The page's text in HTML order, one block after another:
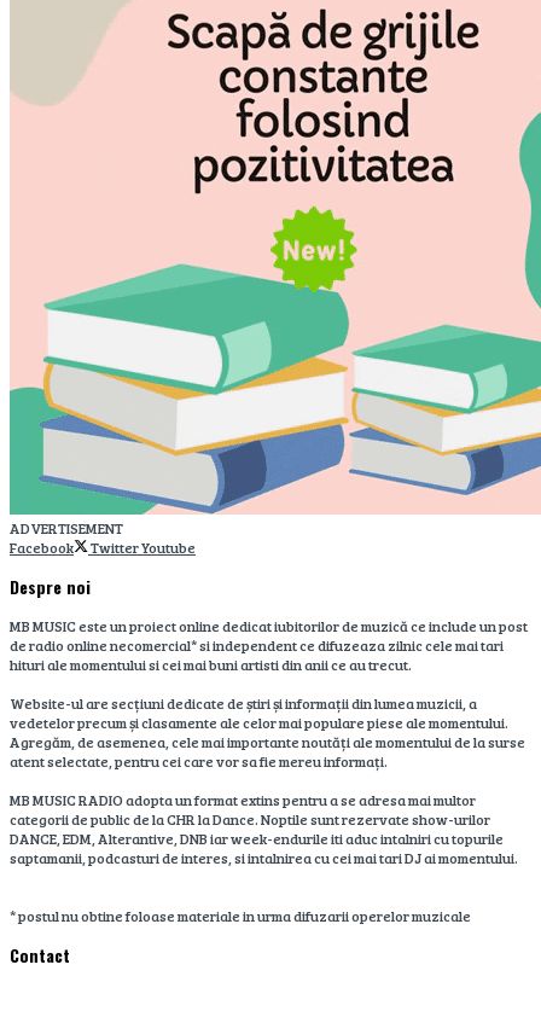
ADVERTISEMENT
Facebook
TwitterYoutube
Despre noi
MB MUSIC este un proiect online dedicat iubitorilor de muzică ce include un post
de radio online necomercial* si independent ce difuzeaza zilnic cele mai tari
hituri ale momentului si cei mai buni artisti din anii ce au trecut.
Website-ul are secțiuni dedicate de știri și informații din lumea muzicii, a
vedetelor precum și clasamente ale celor mai populare piese ale momentului.
Agregăm, de asemenea, cele mai importante noutăți ale momentului de la surse
atent selectate, pentru cei care vor sa fie mereu informați.
MB MUSIC RADIO adopta un format extins pentru a se adresa mai multor
categorii de public de la CHR la Dance. Noptile sunt rezervate show-urilor
DANCE, EDM, Alterantive, DNB iar week-endurile iti aduc intalniri cu topurile
saptamanii, podcasturi de interes, si intalnirea cu cei mai tari DJ ai momentului.
* postul nu obtine foloase materiale in urma difuzarii operelor muzicale
Contact